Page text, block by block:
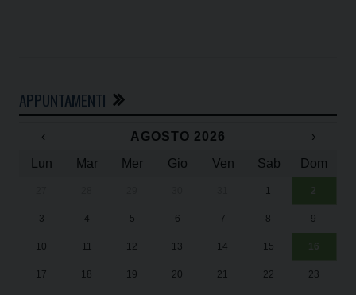
APPUNTAMENTI
‹ AGOSTO 2026
›
Lun
Mar Mer Gio Ven Sab Dom
1 2
3 4 5 6 7 8 9
10 11 12 13 14 15 16
17 18 19 20 21 22 23